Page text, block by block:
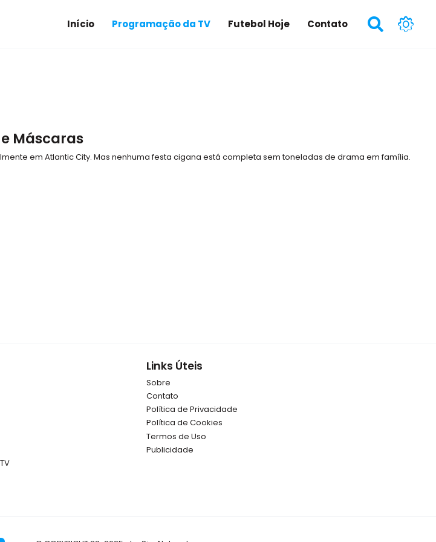
Início Programação da TV Futebol Hoje Contato
Máscaras
em Atlantic City. Mas nenhuma festa cigana está completa sem toneladas de drama em família.
Links Úteis
Sobre
Contato
Política de Privacidade
Política de Cookies
Termos de Uso
Publicidade